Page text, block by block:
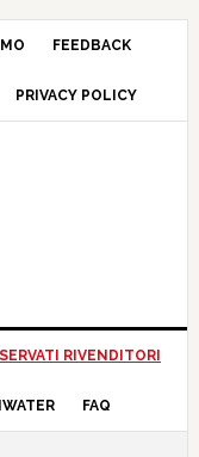
FEEDBACK
PRIVACY POLICY
RIVENDITORI
FAQ